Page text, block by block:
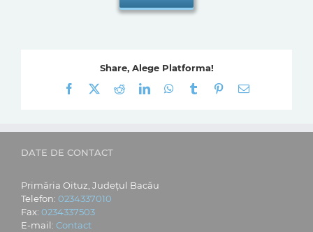
Share, Alege Platforma!
Facebook
RedditLinkedInWhatsApp
Tumblr Pinterest
E-
DATE DE CONTACT
Primăria Oituz, Județul Bacău
Telefon: 0234337010
Fax: 0234337503
E-mail: Contact